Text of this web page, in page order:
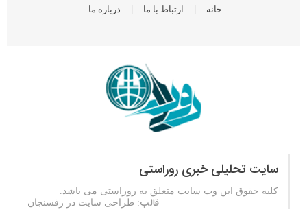
خانه ارتباط با ما درباره ما
سایت تحلیلی خبری روراستی
کلیه حقوق این وب سایت متعلق به روراستی می باشد.
قالب: طراحی سایت در رفسنجان